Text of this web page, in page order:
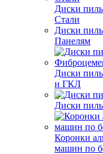
Диски
Стали
Диски
Панелям
Диски
и ГКЛ
Диски
Коронки
машин по